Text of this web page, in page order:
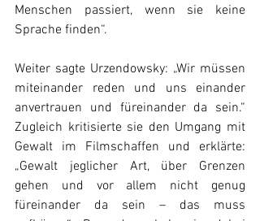
Menschen passiert, wenn sie keine
Sprache finden“.
Weiter sagte Urzendowsky: „Wir müssen
miteinander reden und uns einander
anvertrauen und füreinander da sein.“
Zugleich kritisierte sie den Umgang mit
Gewalt im Filmschaffen und erklärte:
„Gewalt jeglicher Art, über Grenzen
gehen und vor allem nicht genug
füreinander da sein – das muss